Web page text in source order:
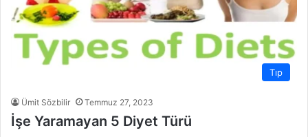
Tıp
Ümit Sözbilir Temmuz 27, 2023
İşe Yaramayan 5 Diyet Türü